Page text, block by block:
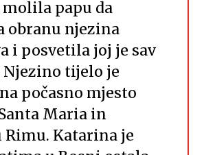
papu da
obranu njezina
i posvetila joj je sav
Njezino tijelo je
počasno mjesto
Maria in
Rimu. Katarina je